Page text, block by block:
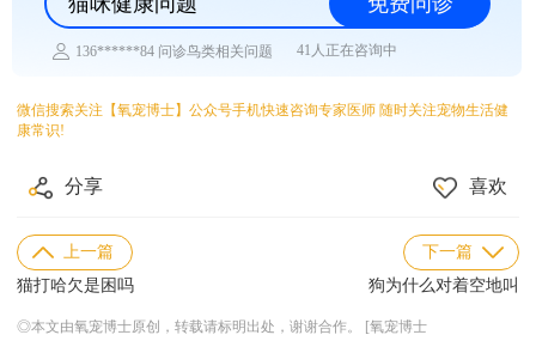
136******84 问诊鸟类相关问题
183******47 问诊仓鼠相关问题
188******13 问诊猫咪相关问题
147******58 问诊狗狗相关问题
41人正在咨询中
微信搜索关注【氧宠博士】公众号手机快速咨询专家医师 随时关注宠物生活健
康常识!
分享 喜欢
上一篇
猫打哈欠是困吗
下一篇
狗为什么对着空地叫
◎本文由氧宠博士原创，转载请标明出处，谢谢合作。 [氧宠博士